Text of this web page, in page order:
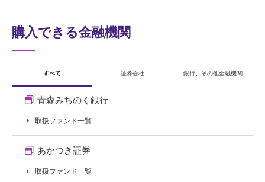
購入できる金融機関
すべて 証券会社 銀行、その他金融機関
青森みちのく銀行
取扱ファンド一覧
あかつき証券
取扱ファンド一覧